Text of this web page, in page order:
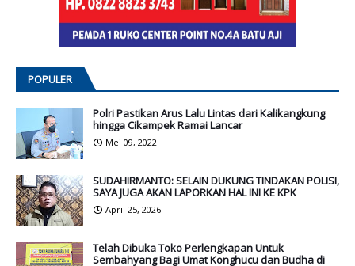
POPULER
Polri Pastikan Arus Lalu Lintas dari Kalikangkung
hingga Cikampek Ramai Lancar
Mei 09, 2022
SUDAHIRMANTO: SELAIN DUKUNG TINDAKAN POLISI,
SAYA JUGA AKAN LAPORKAN HAL INI KE KPK
April 25, 2026
Telah Dibuka Toko Perlengkapan Untuk
Sembahyang Bagi Umat Konghucu dan Budha di